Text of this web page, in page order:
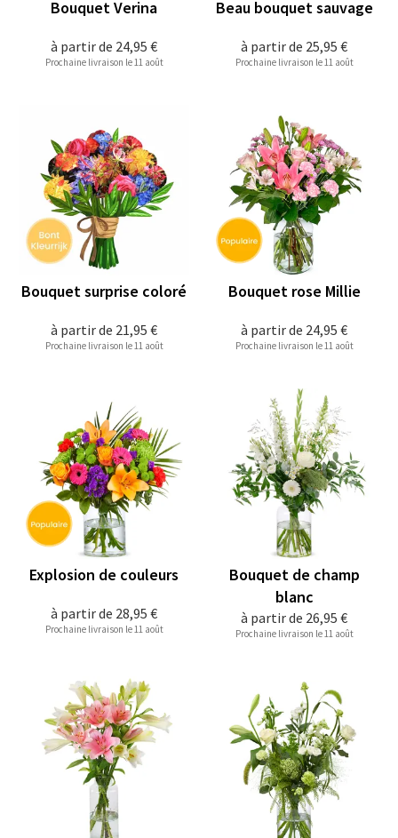
à partir de 24,95 €
Bouquet Verina
Prochaine livraison le 11 août
à partir de 25,95 €
Beau bouquet sauvage
Prochaine livraison le 11 août
à partir de 21,95 €
Bouquet surprise coloré
Prochaine livraison le 11 août
à partir de 24,95 €
Bouquet rose Millie
Prochaine livraison le 11 août
à partir de 28,95 €
Explosion de couleurs
Prochaine livraison le 11 août
à partir de 26,95 €
Bouquet de champ
blanc
Prochaine livraison le 11 août